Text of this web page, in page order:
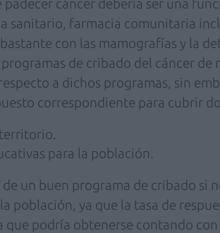
cáncer debería ser una
sanitario, farmacia comunitaria
con las mamografías y la
de cribado del cáncer de
a dichos programas, sin
correspondiente para cubrir
para la población.
un buen programa de cribado si
población, ya que la tasa de
que podría obtenerse contando con